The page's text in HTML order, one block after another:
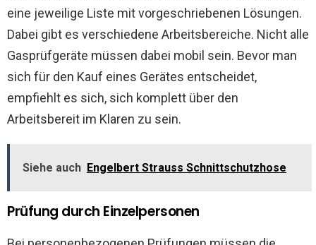
eine jeweilige Liste mit vorgeschriebenen Lösungen.
Dabei gibt es verschiedene Arbeitsbereiche. Nicht alle
Gasprüfgeräte müssen dabei mobil sein. Bevor man
sich für den Kauf eines Gerätes entscheidet,
empfiehlt es sich, sich komplett über den
Arbeitsbereit im Klaren zu sein.
Siehe auch Engelbert Strauss Schnittschutzhose
Prüfung durch Einzelpersonen